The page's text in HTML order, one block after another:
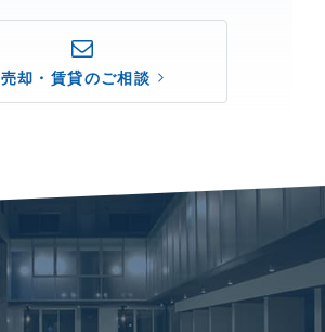
売却・賃貸のご相談